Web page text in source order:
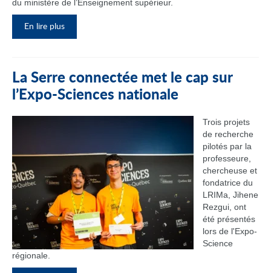
du ministère de l’Enseignement supérieur.
En lire plus
La Serre connectée met le cap sur
l’Expo-Sciences nationale
Trois projets
de recherche
pilotés par la
professeure,
chercheuse et
fondatrice du
LRIMa, Jihene
Rezgui, ont
été présentés
lors de l'Expo-
Science
régionale.